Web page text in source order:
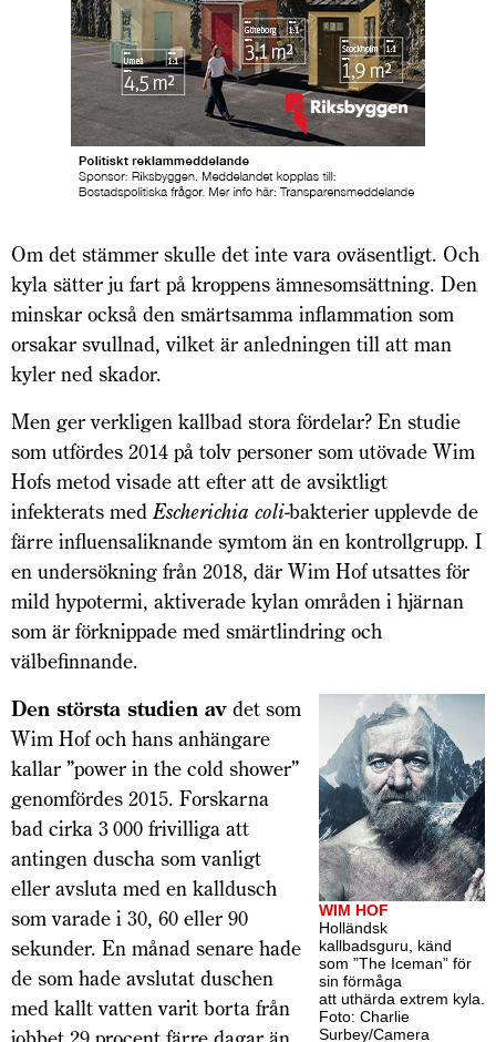
Om det stämmer skulle det inte vara oväsentligt. Och
kyla sätter ju fart på kroppens ämnes­omsättning. Den
minskar också den smärtsamma inflammation som
orsakar svullnad, vilket är anledningen till att man
kyler ned skador.
Men ger verkligen kallbad stora fördelar? En studie
som utfördes 2014 på tolv personer som utövade Wim
Hofs metod visade att efter att de avsiktligt
infekterats medEscherichia coli-bakterier upplevde de
färre influensaliknande symtom än en kontrollgrupp. I
en undersökning från 2018, där Wim Hof utsattes för
mild hypotermi, aktiverade kylan områden i hjärnan
som är förknippade med smärtlindring och
välbefinnande.
WIM HOF
Holländsk
kallbadsguru, känd
som ”The Iceman” för
sin förmåga
att uthärda extrem kyla.
Foto: Charlie
Surbey/Camera
Den största studien av det som
Wim Hof och hans anhängare
kallar ”power in the cold shower”
genomfördes 2015. Forskarna
bad cirka 3 000 frivilliga att
antingen duscha som vanligt
eller avsluta med en kalldusch
som varade i 30, 60 eller 90
sekunder. En månad senare hade
de som hade avslutat duschen
med kallt vatten varit borta från